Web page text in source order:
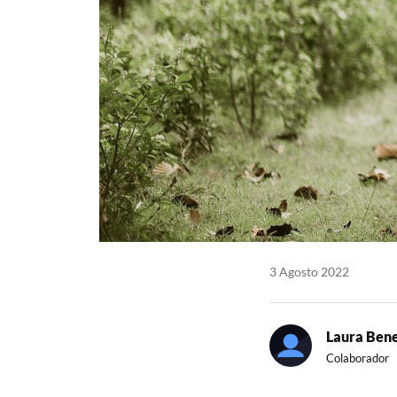
3 Agosto 2022
Laura
Colaborador